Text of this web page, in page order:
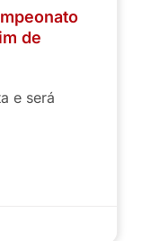
de
e será